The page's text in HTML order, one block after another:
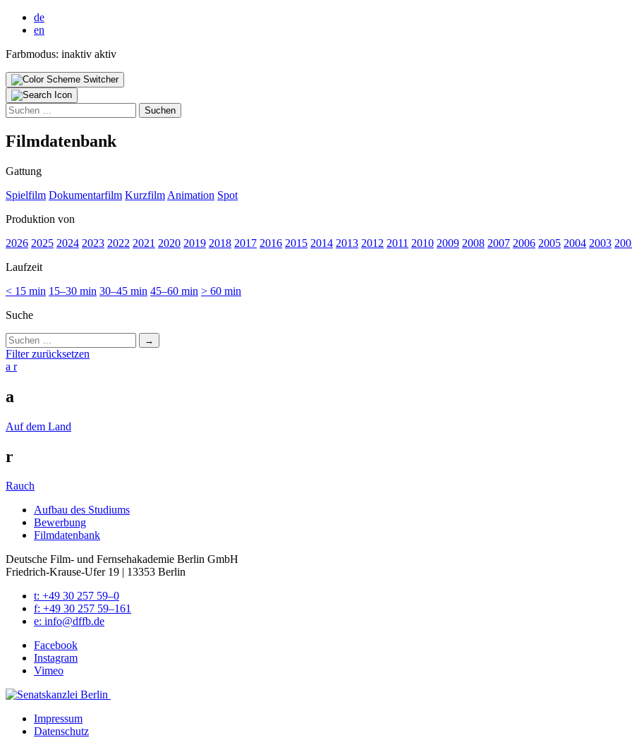
de
en
Farbmodus: inaktiv aktiv
Suchen
nach:
Film­da­ten­bank
Gattung
Spielfilm Dokumentarfilm Kurzfilm Animation Spot
Produktion von
2026 2025 2024 2023 2022 2021 2020 2019 2018 2017 2016 2015 2014 2013 2012 2011 2010 2009 2008 2007 2006 2005 2004 2003
Laufzeit
< 15 min 15–30 min 30–45 min 45–60 min > 60 min
Suche
Suchen
nach:
Filter zurücksetzen
a r
a
Auf dem Land
r
Rauch
Auf­bau des Stu­di­ums
Bewer­bung
Film­da­ten­bank
Deutsche Film- und Fernseh­akademie Berlin GmbH
Friedrich-Krause-Ufer 19 | 13353 Berlin
t: +49 30 257 59–0
f: +49 30 257 59–161
e: info@​dffb.​de
Face­book
Insta­gram
Vimeo
Impres­sum
Daten­schutz